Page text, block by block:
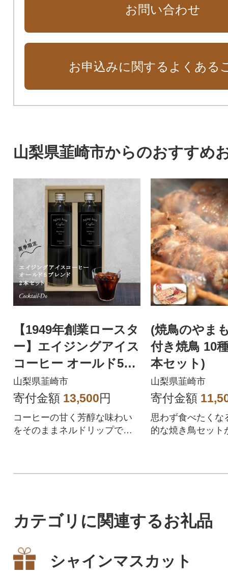
お問い合わせ
お申込みに関するよくある
山梨県韮崎市からのおすすめ
【1949年創業ロースタ
ー】エイジングアイス
コーヒー オールド5ブ
レンド 2本(720ml) 無
糖
山梨県韮崎市
寄付金額 13,500円
コーヒーの甘く芳醇な味わい
をそのままネルドリップで抽
(焼鳥のやま
付き焼鳥 10
本セット)
山梨県韮崎市
寄付金額
思わず食べたくな
的な焼き鳥セット
カテゴリに関連するお礼品
シャインマスカット